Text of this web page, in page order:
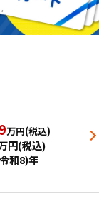
万円(税込)
円(税込)
和8)年